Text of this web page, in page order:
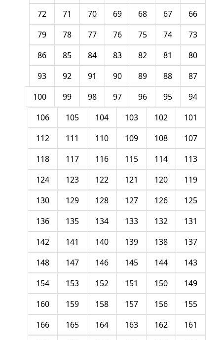
66
67
68
69
70
71
72
73
74
75
76
77
78
79
80
81
82
83
84
85
86
87
88
89
90
91
92
93
94
95
96
97
98
99
100
101
102
103
104
105
106
107
108
109
110
111
112
113
114
115
116
117
118
119
120
121
122
123
124
125
126
127
128
129
130
131
132
133
134
135
136
137
138
139
140
141
142
143
144
145
146
147
148
149
150
151
152
153
154
155
156
157
158
159
160
161
162
163
164
165
166